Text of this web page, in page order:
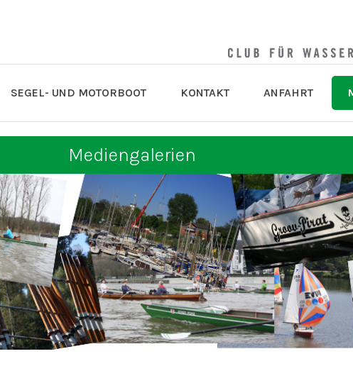
SEGEL- UND MOTORBOOT KONTAKT ANFAHRT
Mediengalerien